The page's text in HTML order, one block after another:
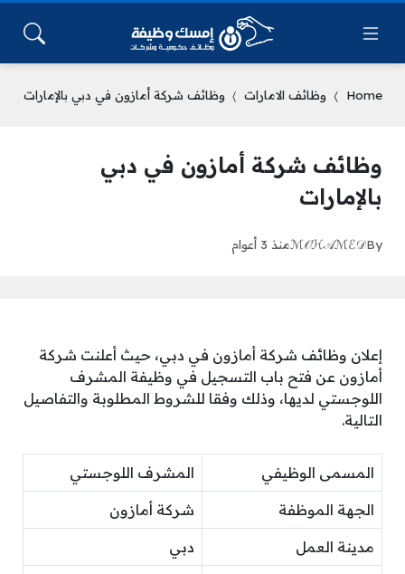
Home وظائف الامارات وظائف شركة أمازون في دبي بالإمارات
وظائف شركة أمازون في دبي
بالإمارات
By
ℳ𝒪ℋ𝒜ℳℰ𝒟منذ 3 أعوام
إعلان وظائف شركة أمازون في دبي، حيث أعلنت شركة
أمازون عن فتح باب التسجيل في وظيفة المشرف
اللوجستي لديها، وذلك وفقا للشروط المطلوبة والتفاصيل
التالية.
المسمى الوظيفي المشرف اللوجستي
الجهة الموظفة شركة أمازون
مدينة العمل دبي